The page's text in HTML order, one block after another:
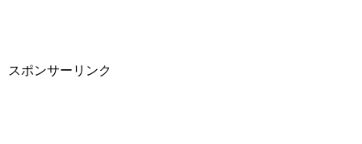
スポンサーリンク